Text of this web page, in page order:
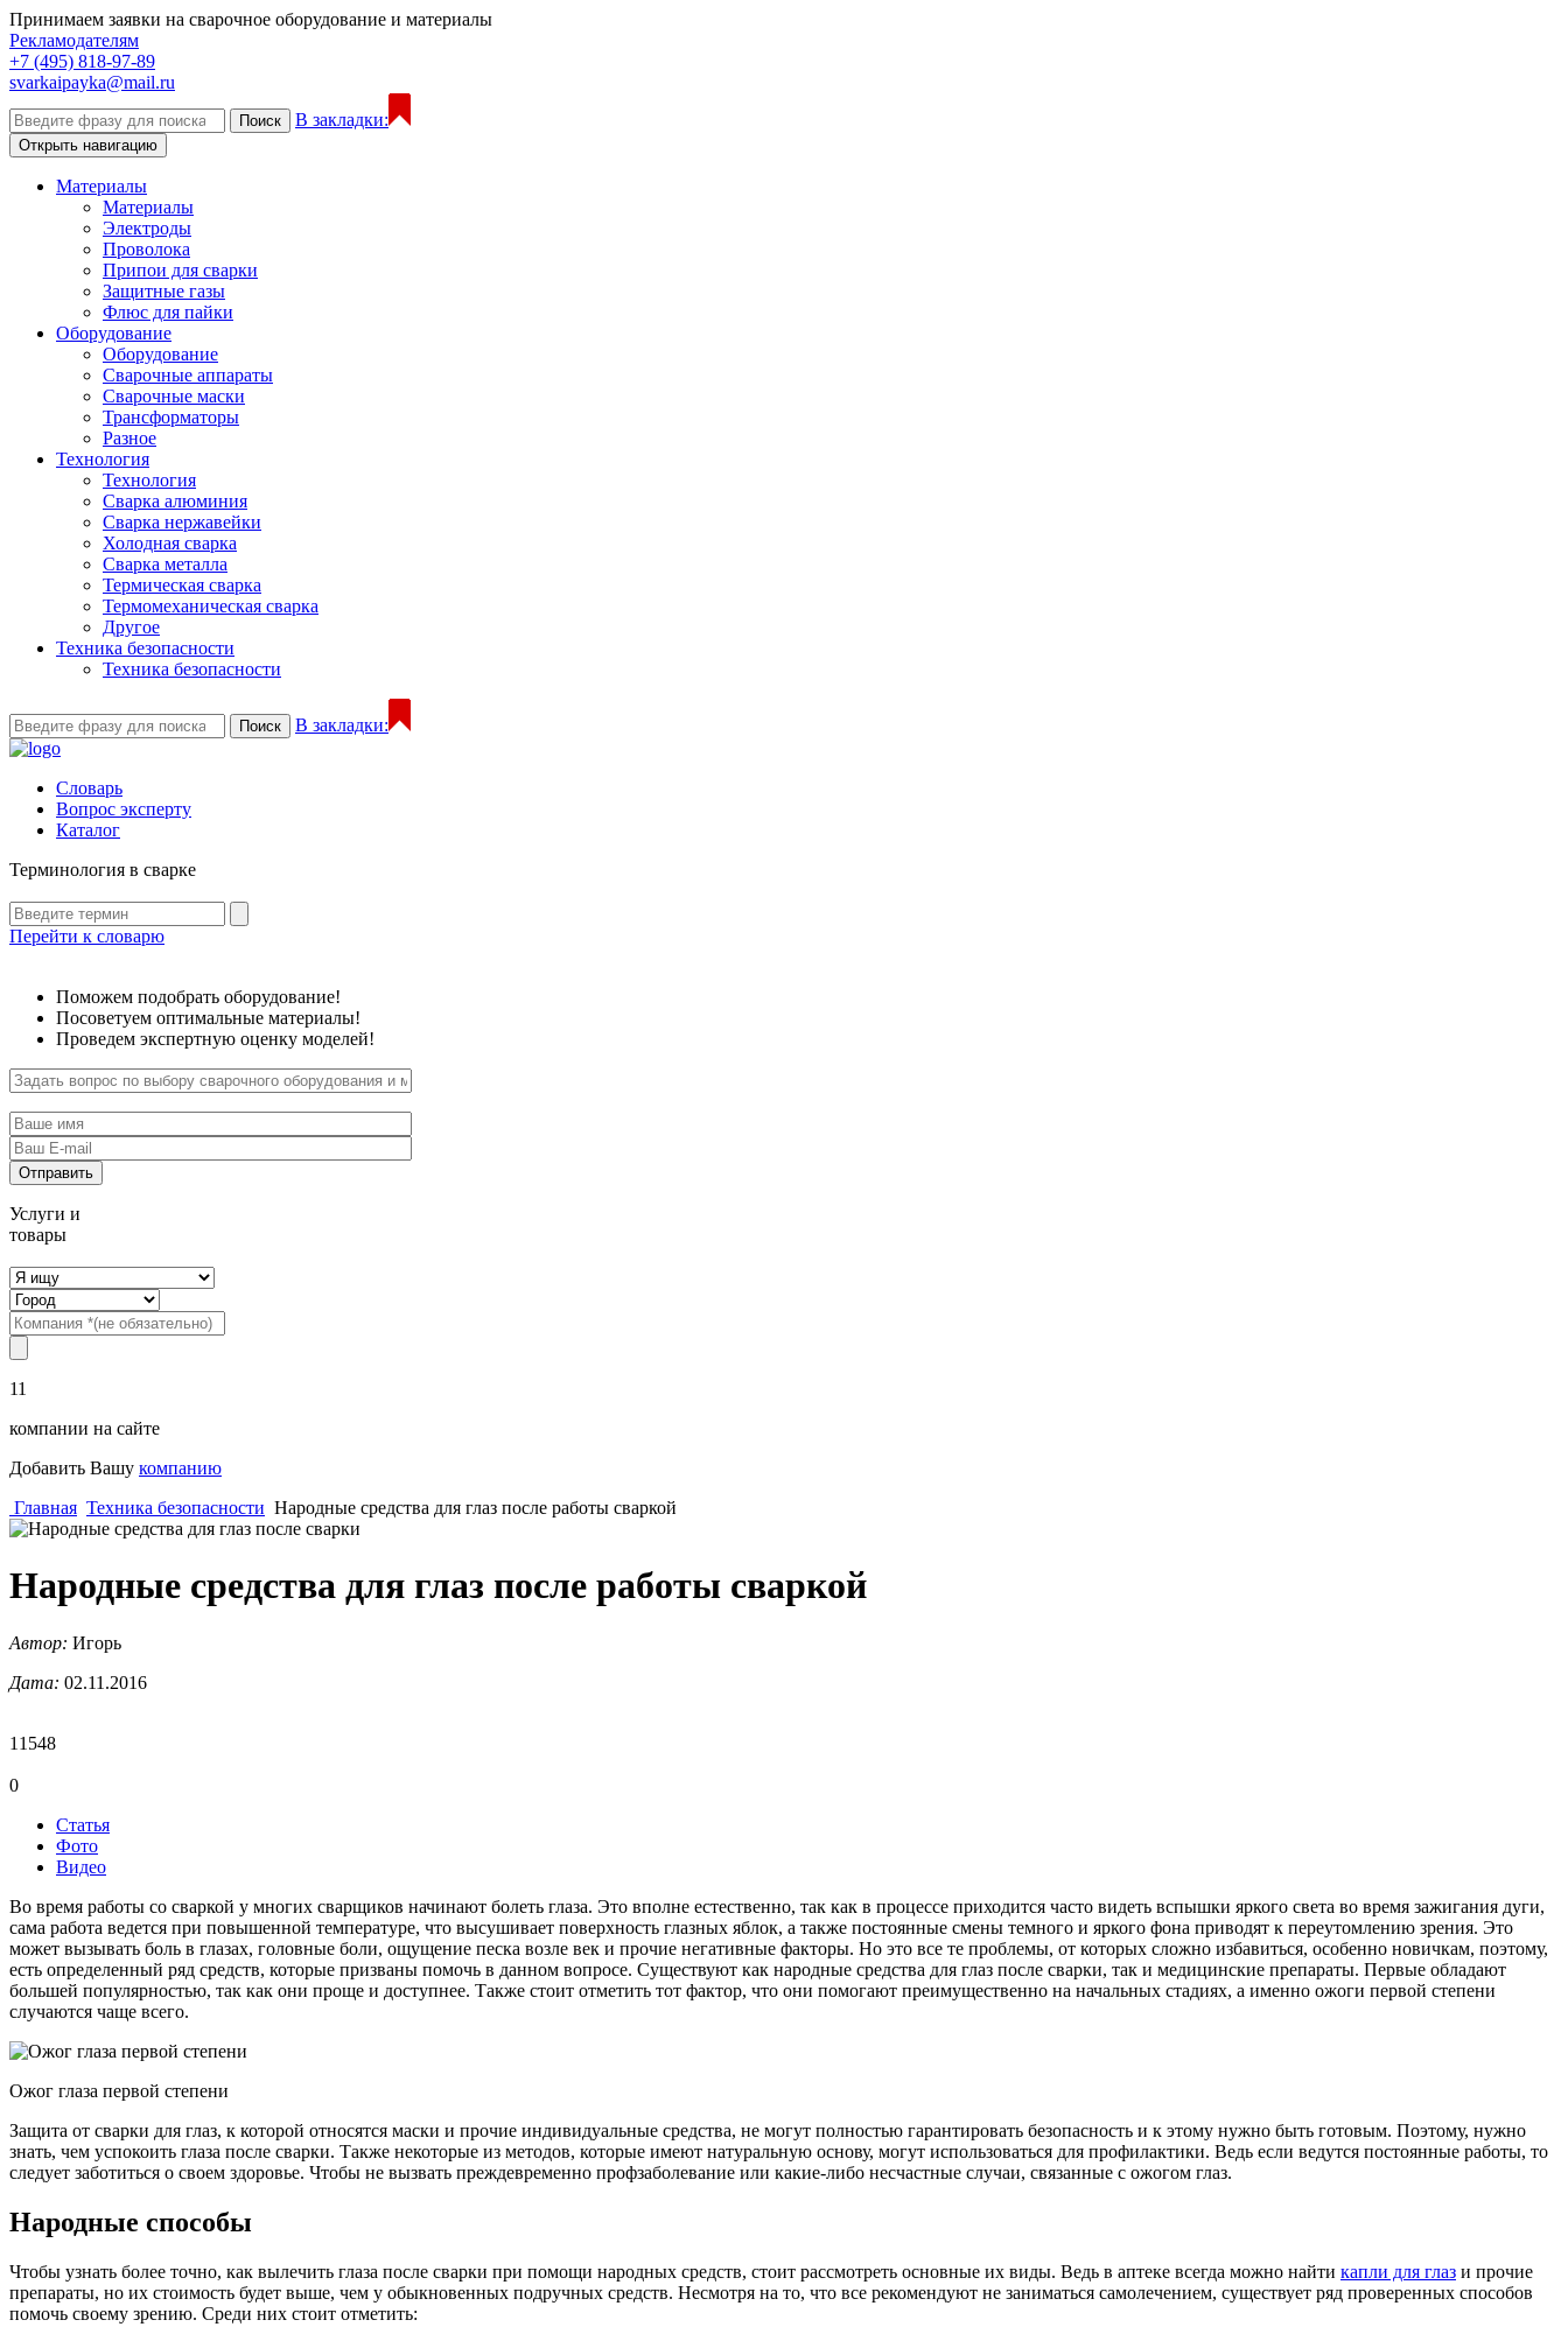
Принимаем заявки на сварочное оборудование и материалы
Рекламодателям
+7 (495) 818-97-89
svarkaipayka@mail.ru
Поиск В закладки:
Открыть навигацию
Материалы
Материалы
Электроды
Проволока
Припои для сварки
Защитные газы
Флюс для пайки
Оборудование
Оборудование
Сварочные аппараты
Сварочные маски
Трансформаторы
Разное
Технология
Технология
Сварка алюминия
Сварка нержавейки
Холодная сварка
Сварка металла
Термическая сварка
Термомеханическая сварка
Другое
Техника безопасности
Техника безопасности
Поиск В закладки:
Словарь
Вопрос эксперту
Каталог
Терминология в сварке
Перейти к словарю
Поможем подобрать оборудование!
Посоветуем оптимальные материалы!
Проведем экспертную оценку моделей!
Услуги и
товары
11
компании на сайте
Добавить Вашу компанию
Главная Техника безопасности Народные средства для глаз после работы сваркой
Народные средства для глаз после работы сваркой
Автор: Игорь
Дата: 02.11.2016
11548
0
Статья
Фото
Видео
Во время работы со сваркой у многих сварщиков начинают болеть глаза. Это вполне естественно, так как в процессе приходится часто видеть вспышки яркого света во время зажигания дуги,
сама работа ведется при повышенной температуре, что высушивает поверхность глазных яблок, а также постоянные смены темного и яркого фона приводят к переутомлению зрения. Это
может вызывать боль в глазах, головные боли, ощущение песка возле век и прочие негативные факторы. Но это все те проблемы, от которых сложно избавиться, особенно новичкам, поэтому,
есть определенный ряд средств, которые призваны помочь в данном вопросе. Существуют как народные средства для глаз после сварки, так и медицинские препараты. Первые обладают
большей популярностью, так как они проще и доступнее. Также стоит отметить тот фактор, что они помогают преимущественно на начальных стадиях, а именно ожоги первой степени
случаются чаще всего.
Ожог глаза первой степени
Защита от сварки для глаз, к которой относятся маски и прочие индивидуальные средства, не могут полностью гарантировать безопасность и к этому нужно быть готовым. Поэтому, нужно
знать, чем успокоить глаза после сварки. Также некоторые из методов, которые имеют натуральную основу, могут использоваться для профилактики. Ведь если ведутся постоянные работы, то
следует заботиться о своем здоровье. Чтобы не вызвать преждевременно профзаболевание или какие-либо несчастные случаи, связанные с ожогом глаз.
Народные способы
Чтобы узнать более точно, как вылечить глаза после сварки при помощи народных средств, стоит рассмотреть основные их виды. Ведь в аптеке всегда можно найти капли для глаз и прочие
препараты, но их стоимость будет выше, чем у обыкновенных подручных средств. Несмотря на то, что все рекомендуют не заниматься самолечением, существует ряд проверенных способов
помочь своему зрению. Среди них стоит отметить: